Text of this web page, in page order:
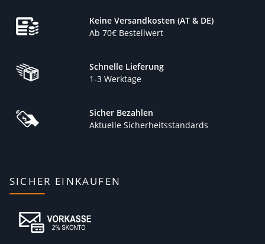
Keine Versandkosten (AT & DE)
Ab 70€ Bestellwert
Schnelle Lieferung
1-3 Werktage
Sicher Bezahlen
Aktuelle Sicherheitsstandards
SICHER EINKAUFEN